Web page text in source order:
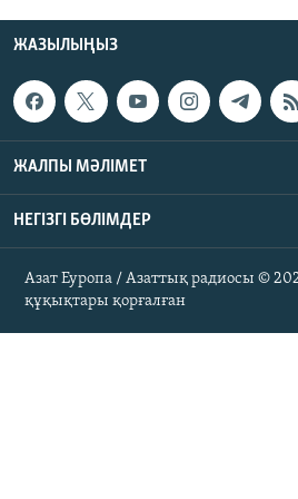
ЖАЗЫЛЫҢЫЗ
ЖАЛПЫ МӘЛІМЕТ
НЕГІЗГІ БӨЛІМДЕР
Азат Еуропа / Азаттық радиосы ©
құқықтары қорғалған